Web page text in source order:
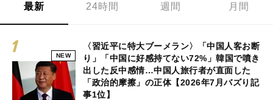
最新 24時間 週間 月間
NEW
〈習近平に特大ブーメラン〉「中国人客お断
り」「中国に好感持てない72%」韓国で噴き
出した反中感情…中国人旅行者が直面した
「政治的摩擦」の正体【2026年7月バズり記
事1位】